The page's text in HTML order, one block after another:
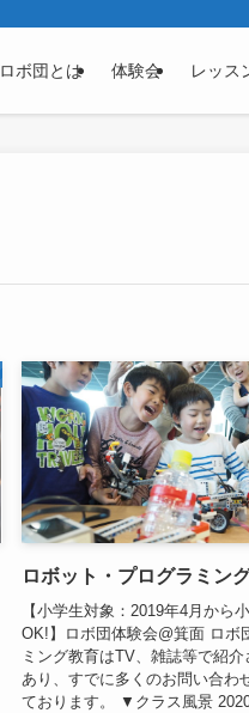
ロボ団とは 体験会 レッス
ロボット・プログラミン
【小学生対象：2019年4月から
OK!】ロボ団体験会@箕面 ロボ
ミング教育はTV、雑誌等で紹介
あり、すでに多くのお問い合わ
ております。 ▼クラス風景